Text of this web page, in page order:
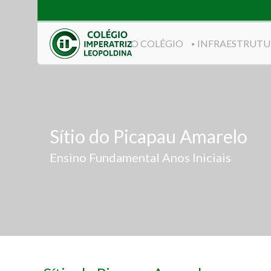
O COLÉGIO
Sítio do Picapau Amarelo
Ensino Fundamental Anos Iniciais